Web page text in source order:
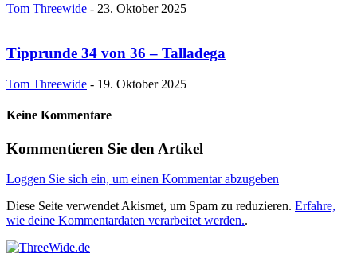
Tom Threewide - 23. Oktober 2025
Tipprunde 34 von 36 – Talladega
Tom Threewide - 19. Oktober 2025
Keine Kommentare
Kommentieren Sie den Artikel
Loggen Sie sich ein, um einen Kommentar abzugeben
Diese Seite verwendet Akismet, um Spam zu reduzieren. Erfahre,
wie deine Kommentardaten verarbeitet werden..